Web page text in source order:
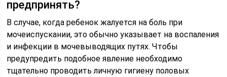
предпринять?
В случае, когда ребенок жалуется на боль при
мочеиспускании, это обычно указывает на воспаления
и инфекции в мочевыводящих путях. Чтобы
предупредить подобное явление необходимо
тщательно проводить личную гигиену половых